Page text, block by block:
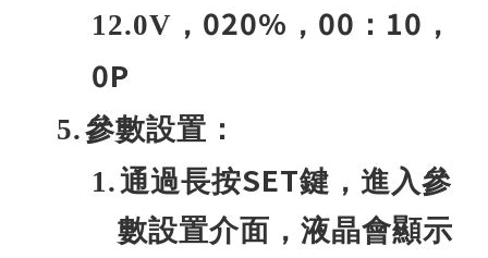
12.0V ， 020% ， 00 ： 10 ，
0P
5.參數設置：
1.通過長按SET鍵，進入參
數設置介面，液晶會顯示